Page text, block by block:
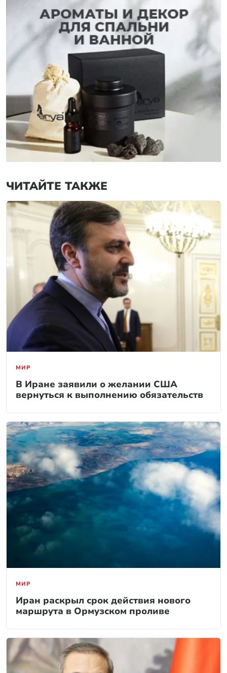
ЧИТАЙТЕ ТАКЖЕ
МИР
В Иране заявили о желании США
вернуться к выполнению обязательств
МИР
Иран раскрыл срок действия нового
маршрута в Ормузском проливе